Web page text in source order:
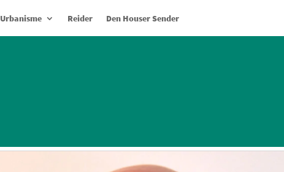
Urbanisme Reider Den Houser Sender